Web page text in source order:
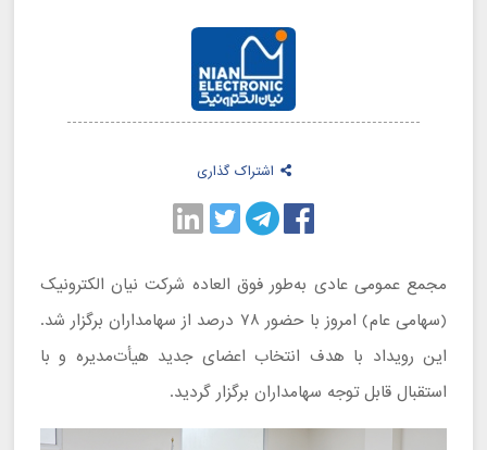
اشتراک گذاری
مجمع عمومی عادی به‌طور فوق ‌العاده شرکت نیان الکترونیک
(سهامی عام) امروز با حضور ۷۸ درصد از سهامداران برگزار شد.
این رویداد با هدف انتخاب اعضای جدید هیأت‌مدیره و با
استقبال قابل توجه سهامداران برگزار گردید.